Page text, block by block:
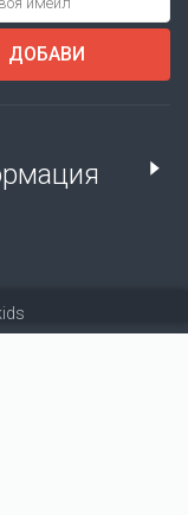
ДОБАВИ